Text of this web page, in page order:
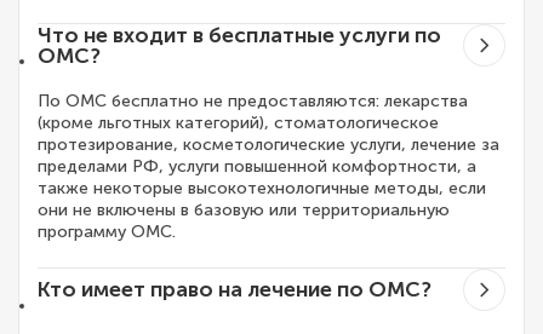
Что не входит в бесплатные услуги по
ОМС?
По ОМС бесплатно не предоставляются: лекарства
(кроме льготных категорий), стоматологическое
протезирование, косметологические услуги, лечение за
пределами РФ, услуги повышенной комфортности, а
также некоторые высокотехнологичные методы, если
они не включены в базовую или территориальную
программу ОМС.
Кто имеет право на лечение по ОМС?